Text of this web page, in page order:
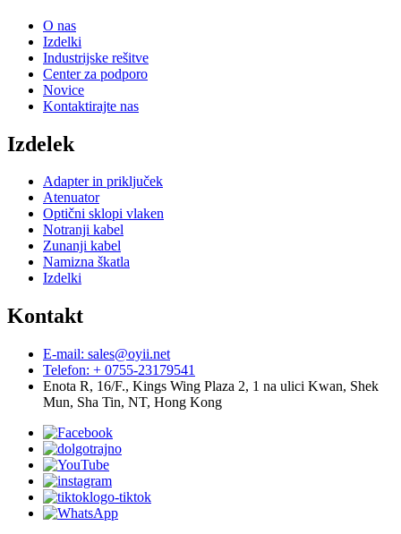
O nas
Izdelki
Industrijske rešitve
Center za podporo
Novice
Kontaktirajte nas
Izdelek
Adapter in priključek
Atenuator
Optični sklopi vlaken
Notranji kabel
Zunanji kabel
Namizna škatla
Izdelki
Kontakt
E-mail: sales@oyii.net
Telefon: + 0755-23179541
Enota R, 16/F., Kings Wing Plaza 2, 1 na ulici Kwan, Shek
Mun, Sha Tin, NT, Hong Kong